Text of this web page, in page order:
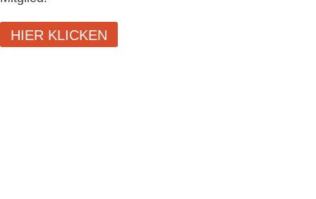
HIER KLICKEN